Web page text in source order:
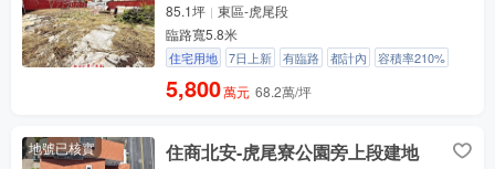
85.1坪
東區-虎尾段
臨路寬5.8米
住宅用地 7日上新 有臨路 都計內 容積率210%
5,800萬元 68.2萬/坪
地號已核實 住商北安-虎尾寮公園旁上段建地